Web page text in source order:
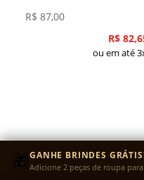
R$ 87,00
R$
ou em até
🎁GANHE BRINDES
Adicione 2 peças de roupa